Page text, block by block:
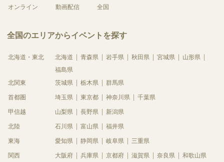
オンライン 動画配信 全国
全国のエリアからイベントを探す
北海道・東北 北海道 青森県 岩手県 秋田県 宮城県
山形県
福島県
北関東
茨城県 栃木県 群馬県
首都圏 埼玉県 東京都 神奈川県 千葉県
甲信越 山梨県 長野県 新潟県
北陸 石川県 富山県 福井県
東海 愛知県 静岡県 岐阜県 三重県
関西 大阪府 兵庫県 京都府 滋賀県 奈良県 和歌山県